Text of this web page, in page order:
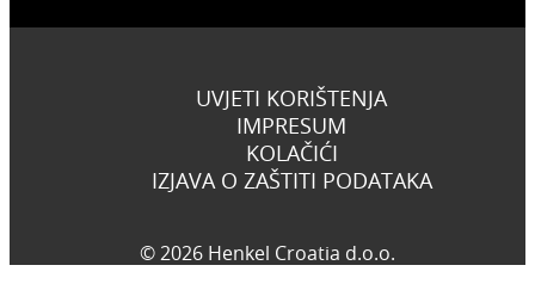
UVJETI KORIŠTENJA
IMPRESUM
KOLAČIĆI
IZJAVA O ZAŠTITI PODATAKA
© 2026 Henkel Croatia d.o.o.